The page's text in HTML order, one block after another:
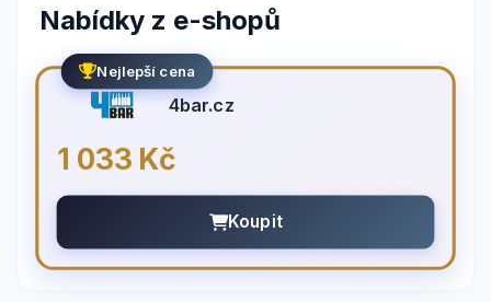
Nabídky z e-shopů
Nejlepší cena
4bar.cz
1 033 Kč
Koupit